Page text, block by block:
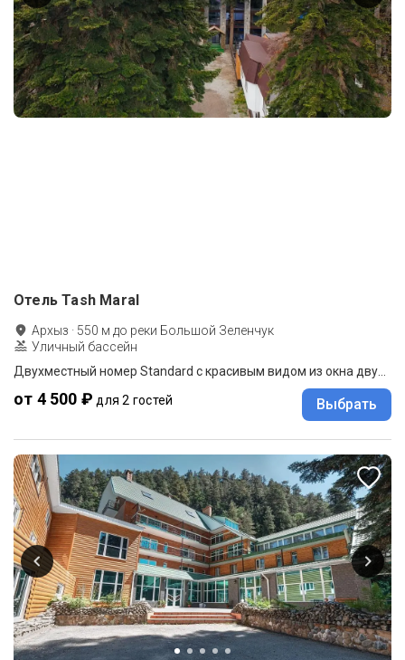
Отель Tash Maral
Архыз · 550 м до реки Большой Зеленчук
Уличный бассейн
от 4 500 ₽ для 2 гостей Выбрать